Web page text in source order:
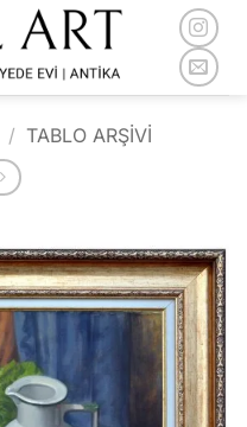
/ TABLO ARŞIVI